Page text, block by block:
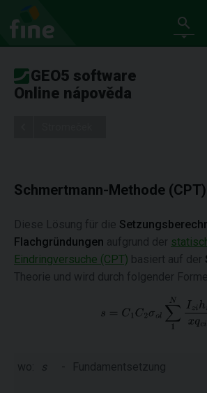
GEO5 software
Online nápověda
Schmertmann-Methode (CPT)
Diese Lösung für die
Flachgründungen aufgrund der
Eindringversuche (CPT) basiert auf der
Theorie und wird durch folgender
wo: s - Fundamentsetzung